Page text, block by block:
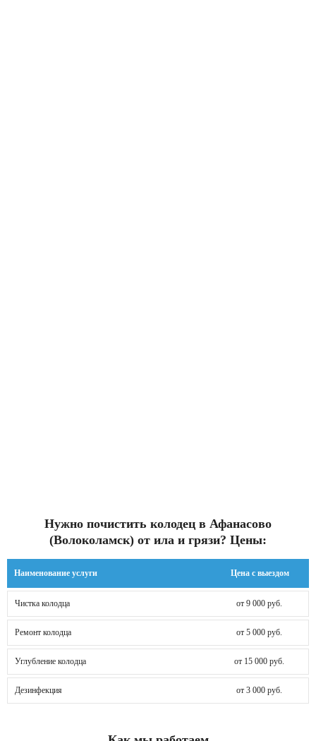
Нужно почистить колодец в Афанасово
(Волоколамск) от ила и грязи? Цены:
Наименование услуги Цена с выездом
Чистка колодца от 9 000 руб.
Ремонт колодца от 5 000 руб.
Углубление колодца от 15 000 руб.
Дезинфекция от 3 000 руб.